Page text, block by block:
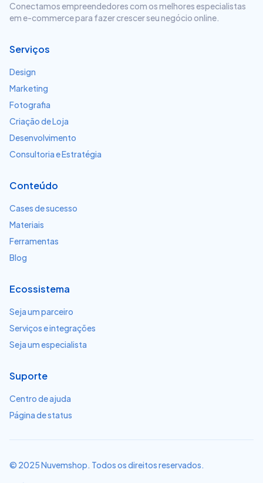
Conectamos empreendedores com os melhores especialistas
em e-commerce para fazer crescer seu negócio online.
Serviços
Design
Marketing
Fotografia
Criação de Loja
Desenvolvimento
Consultoria e Estratégia
Conteúdo
Cases de sucesso
Materiais
Ferramentas
Blog
Ecossistema
Seja um parceiro
Serviços e integrações
Seja um especialista
Suporte
Centro de ajuda
Página de status
© 2025 Nuvemshop. Todos os direitos reservados.